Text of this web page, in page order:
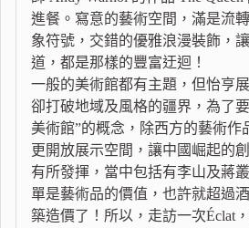
進餐。寫意的藝術空間，滿是流
象符號，交錯的優雅浪漫裝飾，
道，都是那樣的豐富迂迴！
一般的美術館都有主題，但怡亨
卻打破地域及風格的疆界，為了
美術館”的概念，除西方的藝術作
更開放展示空間，讓中國崛起的
有所發揮，當中包括有李山及蔣
單是藝術品的價值，也許就超過
築造價了！所以，走訪一次Éclat